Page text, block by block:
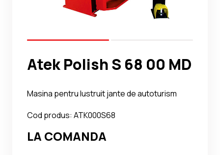
Atek Polish S 68 00 MD
Masina pentru lustruit jante de autoturism
Cod produs: ATK000S68
LA COMANDA